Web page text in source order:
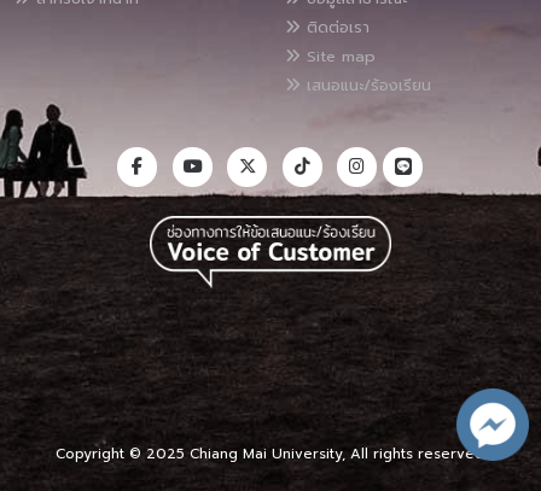
ติดต่อเรา
Site map
เสนอแนะ/ร้องเรียน
Copyright © 2025 Chiang Mai University, All rights reserved.